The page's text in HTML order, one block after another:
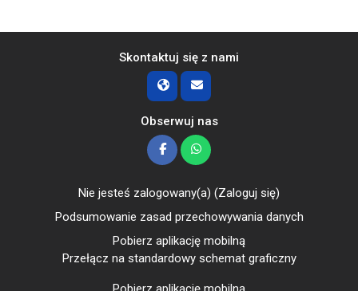
Skontaktuj się z nami
Obserwuj nas
Nie jesteś zalogowany(a) (Zaloguj się)
Podsumowanie zasad przechowywania danych
Pobierz aplikację mobilną
Przełącz na standardowy schemat graficzny